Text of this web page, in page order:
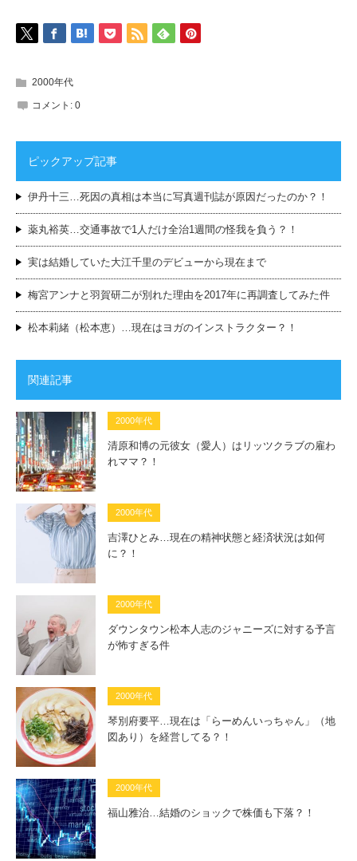
2000年代
コメント: 0
ピックアップ記事
伊丹十三…死因の真相は本当に写真週刊誌が原因だったのか？！
薬丸裕英…交通事故で1人だけ全治1週間の怪我を負う？！
実は結婚していた大江千里のデビューから現在まで
梅宮アンナと羽賀研二が別れた理由を2017年に再調査してみた件
松本莉緒（松本恵）…現在はヨガのインストラクター？！
関連記事
2000年代
清原和博の元彼女（愛人）はリッツクラブの雇わ
れママ？！
2000年代
吉澤ひとみ…現在の精神状態と経済状況は如何
に？！
2000年代
ダウンタウン松本人志のジャニーズに対する予言
が怖すぎる件
2000年代
琴別府要平…現在は「らーめんいっちゃん」（地
図あり）を経営してる？！
2000年代
福山雅治…結婚のショックで株価も下落？！